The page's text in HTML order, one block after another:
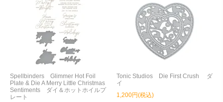
Spellbinders Glimmer Hot Foil
Plate & Die A Merry Little Christmas
Sentiments ダイ＆ホットホイルプ
レート
Tonic Studios Die First Crush ダ
イ
1,200円(税込)